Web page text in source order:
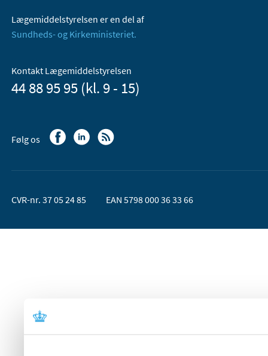
Lægemiddelstyrelsen er en del af
Sundheds- og Kirkeministeriet.
Kontakt Lægemiddelstyrelsen
44 88 95 95 (kl. 9 - 15)
Følg os
CVR-nr. 37 05 24 85 EAN 5798 000 36 33 66